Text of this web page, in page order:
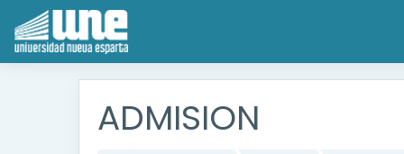
Saltar al contenido principal
ADMISION